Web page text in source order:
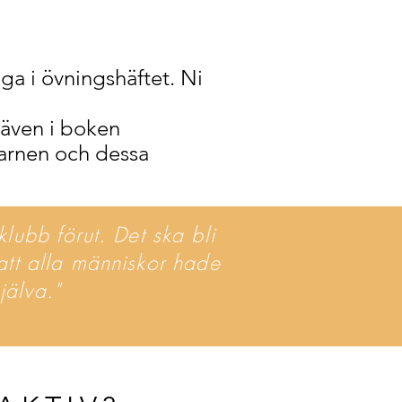
i övningshäftet. Ni
i boken
och dessa
förut. Det ska bli
alla människor hade